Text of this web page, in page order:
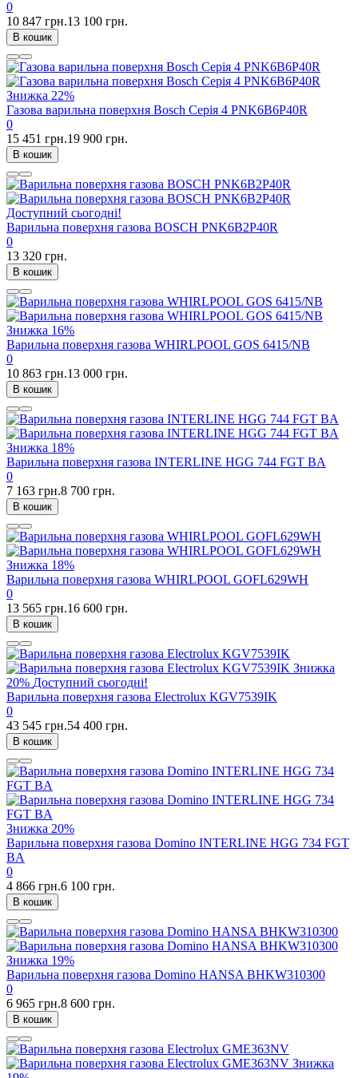
0
10 847 грн.13 100 грн.
В кошик
Знижка 22%
Газова варильна поверхня Bosch Серія 4 PNK6B6P40R
0
15 451 грн.19 900 грн.
В кошик
Доступний сьогодні!
Варильна поверхня газова BOSCH PNK6B2P40R
0
13 320 грн.
В кошик
Знижка 16%
Варильна поверхня газова WHIRLPOOL GOS 6415/NB
0
10 863 грн.13 000 грн.
В кошик
Знижка 18%
Варильна поверхня газова INTERLINE HGG 744 FGT BA
0
7 163 грн.8 700 грн.
В кошик
Знижка 18%
Варильна поверхня газова WHIRLPOOL GOFL629WH
0
13 565 грн.16 600 грн.
В кошик
Знижка
20% Доступний сьогодні!
Варильна поверхня газова Electrolux KGV7539IK
0
43 545 грн.54 400 грн.
В кошик
Знижка 20%
Варильна поверхня газова Domino INTERLINE HGG 734 FGT
BA
0
4 866 грн.6 100 грн.
В кошик
Знижка 19%
Варильна поверхня газова Domino HANSA BHKW310300
0
6 965 грн.8 600 грн.
В кошик
Знижка